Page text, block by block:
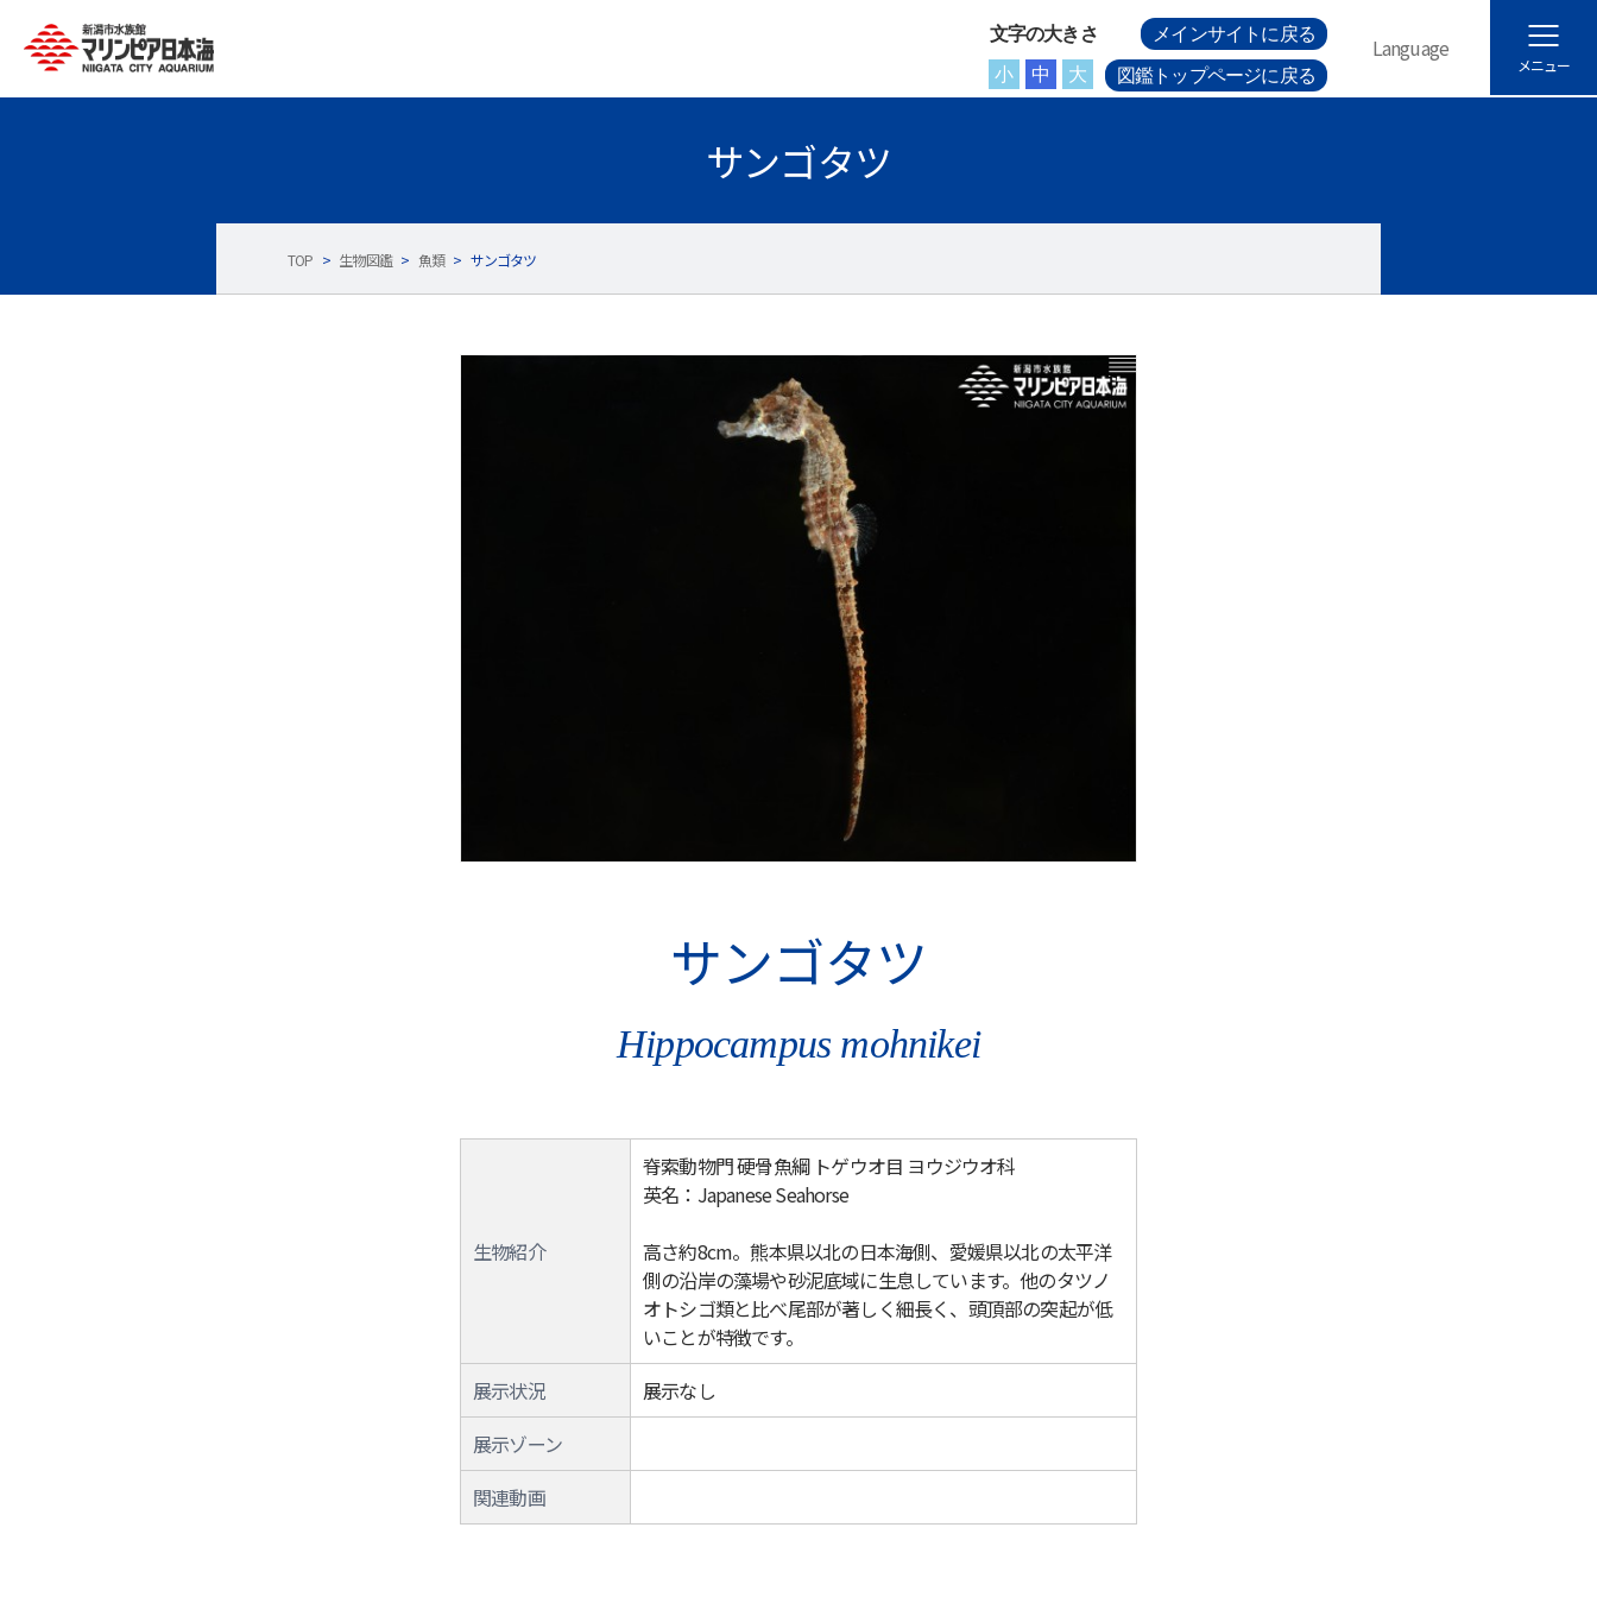
文字の大きさ
小
中 大
メインサイトに戻る
図鑑トップページに戻る
Language
メニュー
サンゴタツ
TOP > 生物図鑑 > 魚類 > サンゴタツ
サンゴタツ
Hippocampus mohnikei
生物紹介
脊索動物門 硬骨魚綱 トゲウオ目 ヨウジウオ科
英名：Japanese Seahorse
高さ約8cm。熊本県以北の日本海側、愛媛県以北の太平洋
側の沿岸の藻場や砂泥底域に生息しています。他のタツノ
オトシゴ類と比べ尾部が著しく細長く、頭頂部の突起が低
いことが特徴です。
展示状況
展示なし
展示ゾーン
関連動画